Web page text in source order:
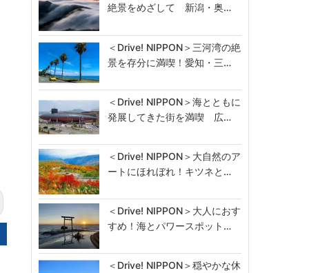
絶景をめざして 新潟・奥…
＜Drive! NIPPON＞三河湾の絶
景を存分に満喫！愛知・三…
＜Drive! NIPPON＞海とともに
発展してきた街を満喫 広…
＜Drive! NIPPON＞大自然のア
ートにほれぼれ！キツネと…
＜Drive! NIPPON＞大人におす
すめ！海とパワースポット…
＜Drive! NIPPON＞穏やかな休